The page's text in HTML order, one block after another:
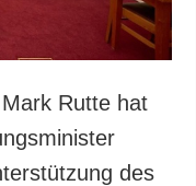
Rutte hat
des